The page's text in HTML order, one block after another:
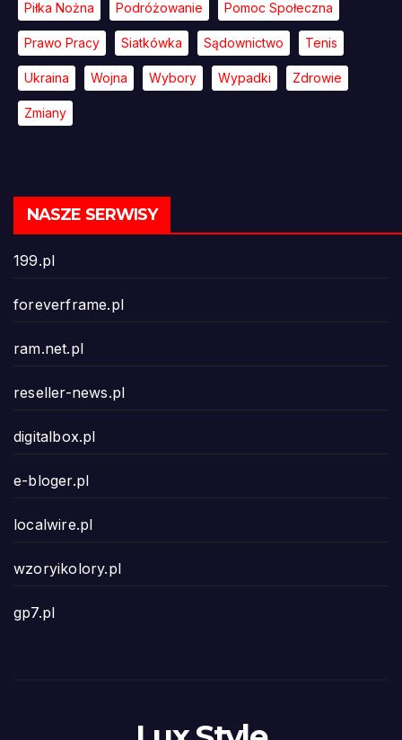
Piłka Nożna Podróżowanie Pomoc Społeczna
Prawo Pracy Siatkówka Sądownictwo Tenis
Ukraina Wojna Wybory Wypadki Zdrowie
Zmiany
NASZE SERWISY
199.pl
foreverframe.pl
ram.net.pl
reseller-news.pl
digitalbox.pl
e-bloger.pl
localwire.pl
wzoryikolory.pl
gp7.pl